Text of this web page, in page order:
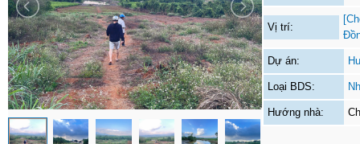
Vị trí:
Dự án:
Loại BDS:
Hướng nhà: